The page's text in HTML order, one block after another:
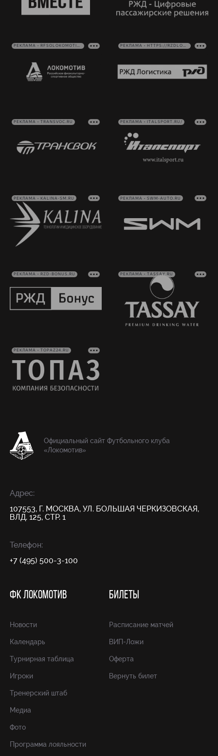
РЕКЛАМА • RFSOLOKOMOTIV.RU РЕКЛАМА • HTTPS://RZDLOG.RU/
РЕКЛАМА • TRANSVOC.RU РЕКЛАМА • ITALSPORT.RU/
РЕКЛАМА • KALINA-SM.RU РЕКЛАМА • SWM-AUTO.RU
РЕКЛАМА • RZD-BONUS.RU РЕКЛАМА • TASSAY.RU
РЕКЛАМА • TOPAZ24.RU
Официальный сайт Футбольного клуба
«Локомотив»
Адрес:
107553, Г. МОСКВА, УЛ. БОЛЬШАЯ ЧЕРКИЗОВСКАЯ,
ВЛД. 125, СТР. 1
Телефон:
+7 (495) 500-3-100
ФК ЛОКОМОТИВ
Новости
Календарь
Турнирная таблица
Игроки
Тренерский штаб
Медиа
Фото
Программа лояльности
БИЛЕТЫ
Расписание матчей
ВИП-Ложи
Оферта
Вернуть билет